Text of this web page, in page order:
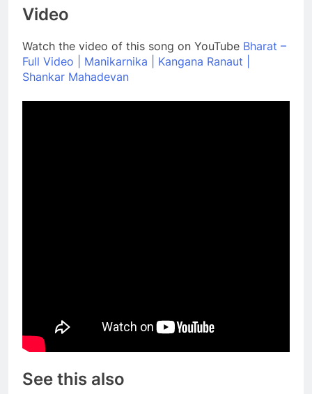
Video
Watch the video of this song on YouTube Bharat –
Full Video | Manikarnika | Kangana Ranaut |
Shankar Mahadevan
See this also